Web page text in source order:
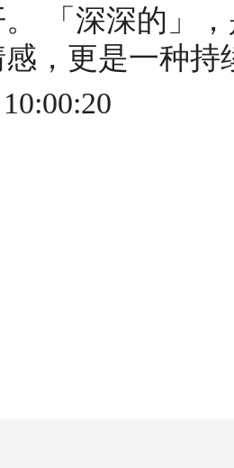
「深深的」
，更是一种